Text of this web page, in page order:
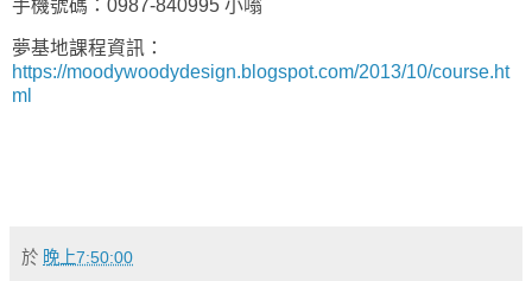
手機號碼：0987-840995 小嗡
夢基地課程資訊：
https://moodywoodydesign.blogspot.com/2013/10/course.ht
ml
於 晚上7:50:00